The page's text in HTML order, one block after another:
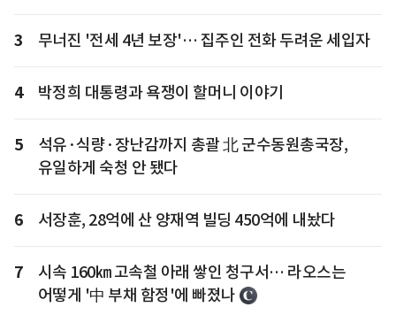
3 무너진 '전세 4년 보장'… 집주인 전화 두려운 세입자
4 박정희 대통령과 욕쟁이 할머니 이야기
5
석유·식량·장난감까지 총괄 北 군수동원총국장,
유일하게 숙청 안 됐다
6 서장훈, 28억에 산 양재역 빌딩 450억에 내놨다
7
시속 160㎞ 고속철 아래 쌓인 청구서… 라오스는
어떻게 '中 부채 함정'에 빠졌나